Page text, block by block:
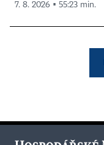
7. 8. 2026 ▪ 55:23 min.